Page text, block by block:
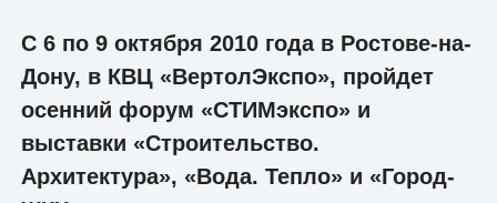
С 6 по 9 октября 2010 года в Ростове-на-
Дону, в КВЦ «ВертолЭкспо», пройдет
осенний форум «СТИМэкспо» и
выставки «Строительство.
Архитектура», «Вода. Тепло» и «Город-